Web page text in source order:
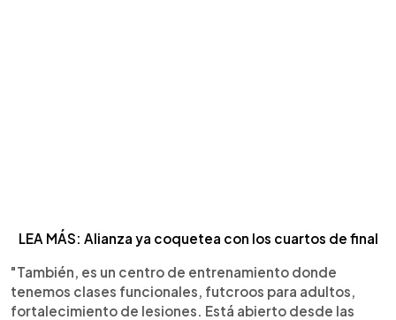
LEA MÁS: Alianza ya coquetea con los cuartos de final
"También, es un centro de entrenamiento donde
tenemos clases funcionales, futcroos para adultos,
fortalecimiento de lesiones. Está abierto desde las